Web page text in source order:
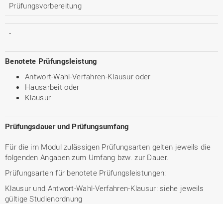
Prüfungsvorbereitung
-
Benotete Prüfungsleistung
Antwort-Wahl-Verfahren-Klausur oder
Hausarbeit oder
Klausur
Prüfungsdauer und Prüfungsumfang
Für die im Modul zulässigen Prüfungsarten gelten jeweils die
folgenden Angaben zum Umfang bzw. zur Dauer.
Prüfungsarten für benotete Prüfungsleistungen:
Klausur und Antwort-Wahl-Verfahren-Klausur: siehe jeweils
gültige Studienordnung